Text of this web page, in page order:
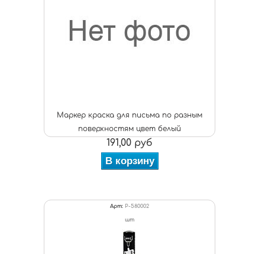
Маркер краска для письма по разным
поверхностям цвет белый
191,00 руб
В корзину
Арт: P-580002
шт